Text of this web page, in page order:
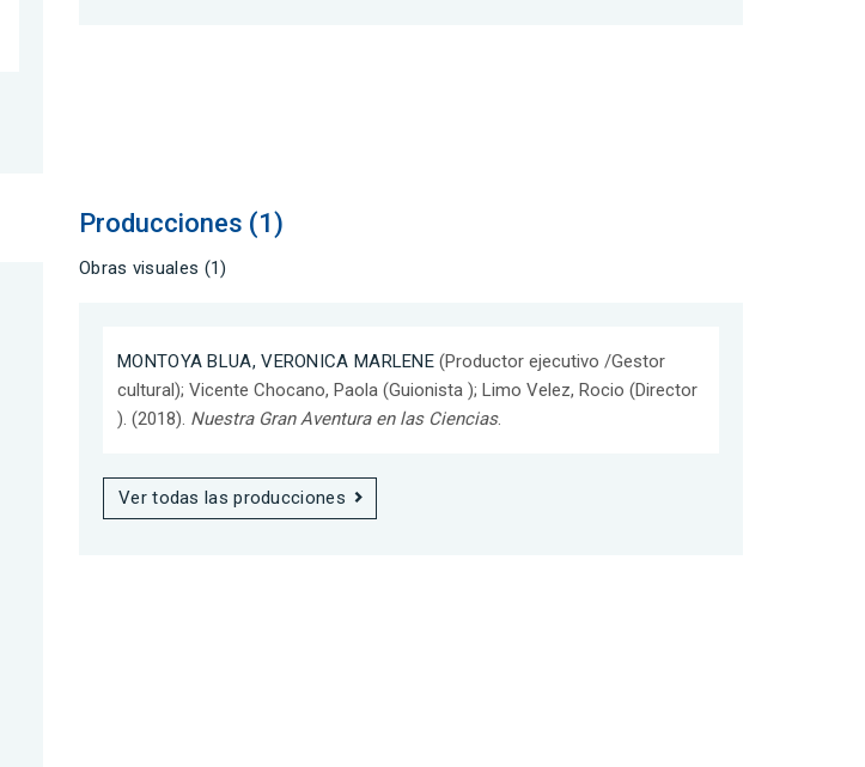
Producciones (1)
Obras visuales (1)
MONTOYA BLUA, VERONICA MARLENE (Productor ejecutivo /Gestor
cultural); Vicente Chocano, Paola (Guionista ); Limo Velez, Rocio (Director
). (2018). Nuestra Gran Aventura en las Ciencias.
Ver todas las producciones